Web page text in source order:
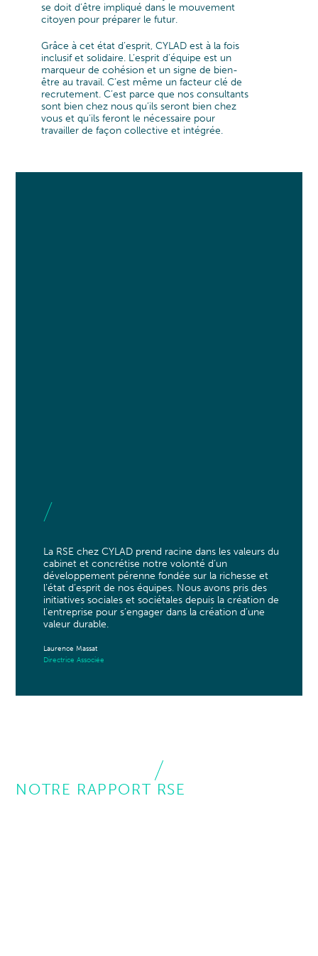
TRANSFORMATION
Programme de Transformation
Transformation digitale et des fonctions IT
Organisation & Gouvernance
Conduite du changement & Leadership
EXCELLENCE & PERFORMANCE
Gestion de projet et de portefeuille
Développement produit
DÉFENSE
MACHINE OUTIL ET ELECTRONIQUE
TRANSPORTS ET AUTOMOBILE
PRODUITS DE CONSOMMATION ET RETAIL
CONSTRUCTION, IMMOBILIER ET
L'ÉQUIPE DIRIGEANTE
L’ÉQUIPE DE SENIOR EXPERTS
RESPONSABILITÉ SOCIALE ET
ENVIRONNEMENTALE
COOPÉRATIONS ET DISTINCTIONS
LE « CYLAD WAY »
NOS 4 MODES D’INTERVENTION
CARRIÈRES
POURQUOI NOUS REJOINDRE ?
PEOPLE@CYLAD
PROCESSUS DE RECRUTEMENT
OFFRES D'EMPLOI
se doit d’être impliqué dans le mouvement
citoyen pour préparer le futur.
Grâce à cet état d’esprit, CYLAD est à la fois
inclusif et solidaire. L’esprit d’équipe est un
marqueur de cohésion et un signe de bien-
être au travail. C’est même un facteur clé de
recrutement. C’est parce que nos consultants
sont bien chez nous qu’ils seront bien chez
vous et qu’ils feront le nécessaire pour
travailler de façon collective et intégrée.
La RSE chez CYLAD prend racine dans les valeurs du
cabinet et concrétise notre volonté d’un
développement pérenne fondée sur la richesse et
l’état d’esprit de nos équipes. Nous avons pris des
initiatives sociales et sociétales depuis la création de
l'entreprise pour s’engager dans la création d’une
valeur durable.
Laurence Massat
Directrice Associée
NOTRE RAPPORT RSE